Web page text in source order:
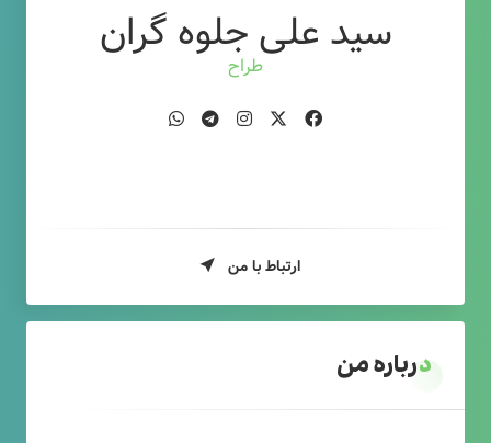
سید علی جلوه گران
طراح وب
ارتباط با من
درباره من